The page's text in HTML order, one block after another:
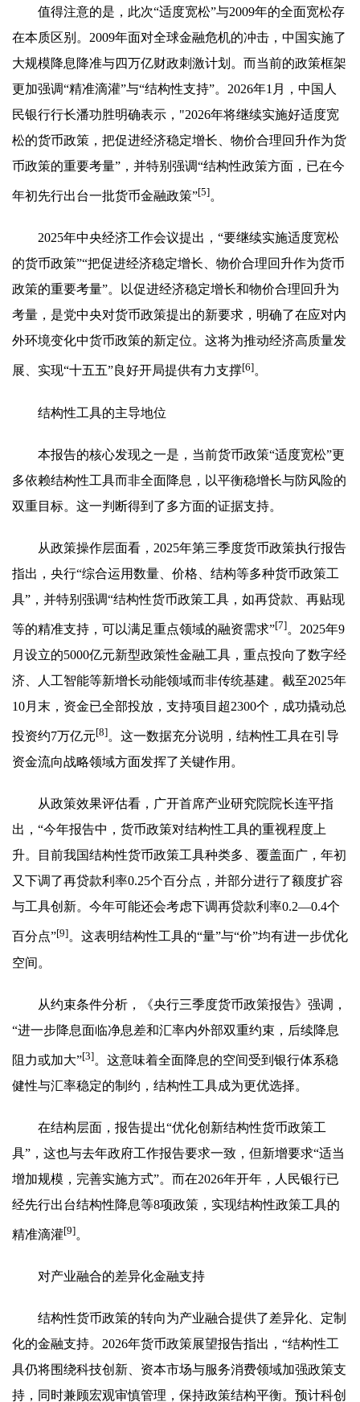
值得注意的是，此次“适度宽松”与2009年的全面宽松存
在本质区别。2009年面对全球金融危机的冲击，中国实施了
大规模降息降准与四万亿财政刺激计划。而当前的政策框架
更加强调“精准滴灌”与“结构性支持”。2026年1月，中国人
民银行行长潘功胜明确表示，"2026年将继续实施好适度宽
松的货币政策，把促进经济稳定增长、物价合理回升作为货
币政策的重要考量”，并特别强调“结构性政策方面，已在今
年初先行出台一批货币金融政策”[5]。
2025年中央经济工作会议提出，“要继续实施适度宽松
的货币政策”“把促进经济稳定增长、物价合理回升作为货币
政策的重要考量”。以促进经济稳定增长和物价合理回升为
考量，是党中央对货币政策提出的新要求，明确了在应对内
外环境变化中货币政策的新定位。这将为推动经济高质量发
展、实现“十五五”良好开局提供有力支撑[6]。
结构性工具的主导地位
本报告的核心发现之一是，当前货币政策“适度宽松”更
多依赖结构性工具而非全面降息，以平衡稳增长与防风险的
双重目标。这一判断得到了多方面的证据支持。
从政策操作层面看，2025年第三季度货币政策执行报告
指出，央行“综合运用数量、价格、结构等多种货币政策工
具”，并特别强调“结构性货币政策工具，如再贷款、再贴现
等的精准支持，可以满足重点领域的融资需求”[7]。2025年9
月设立的5000亿元新型政策性金融工具，重点投向了数字经
济、人工智能等新增长动能领域而非传统基建。截至2025年
10月末，资金已全部投放，支持项目超2300个，成功撬动总
投资约7万亿元[8]。这一数据充分说明，结构性工具在引导
资金流向战略领域方面发挥了关键作用。
从政策效果评估看，广开首席产业研究院院长连平指
出，“今年报告中，货币政策对结构性工具的重视程度上
升。目前我国结构性货币政策工具种类多、覆盖面广，年初
又下调了再贷款利率0.25个百分点，并部分进行了额度扩容
与工具创新。今年可能还会考虑下调再贷款利率0.2—0.4个
百分点”[9]。这表明结构性工具的“量”与“价”均有进一步优化
空间。
从约束条件分析，《央行三季度货币政策报告》强调，
“进一步降息面临净息差和汇率内外部双重约束，后续降息
阻力或加大”[3]。这意味着全面降息的空间受到银行体系稳
健性与汇率稳定的制约，结构性工具成为更优选择。
在结构层面，报告提出“优化创新结构性货币政策工
具”，这也与去年政府工作报告要求一致，但新增要求“适当
增加规模，完善实施方式”。而在2026年开年，人民银行已
经先行出台结构性降息等8项政策，实现结构性政策工具的
精准滴灌[9]。
对产业融合的差异化金融支持
结构性货币政策的转向为产业融合提供了差异化、定制
化的金融支持。2026年货币政策展望报告指出，“结构性工
具仍将围绕科技创新、资本市场与服务消费领域加强政策支
持，同时兼顾宏观审慎管理，保持政策结构平衡。预计科创